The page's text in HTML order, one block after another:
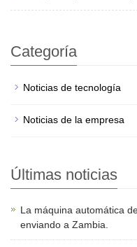
Categoría
Noticias de tecnología
Noticias de la empresa
Últimas noticias
La máquina automática
enviando a Zambia.